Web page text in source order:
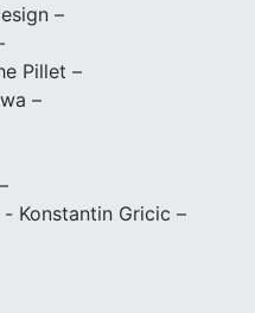
–
Pillet –
–
Konstantin Gricic –